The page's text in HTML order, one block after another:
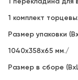
1 перекладина для
1 комплект
Размер упаковки
1040x358x65 мм./
Размер в сборе